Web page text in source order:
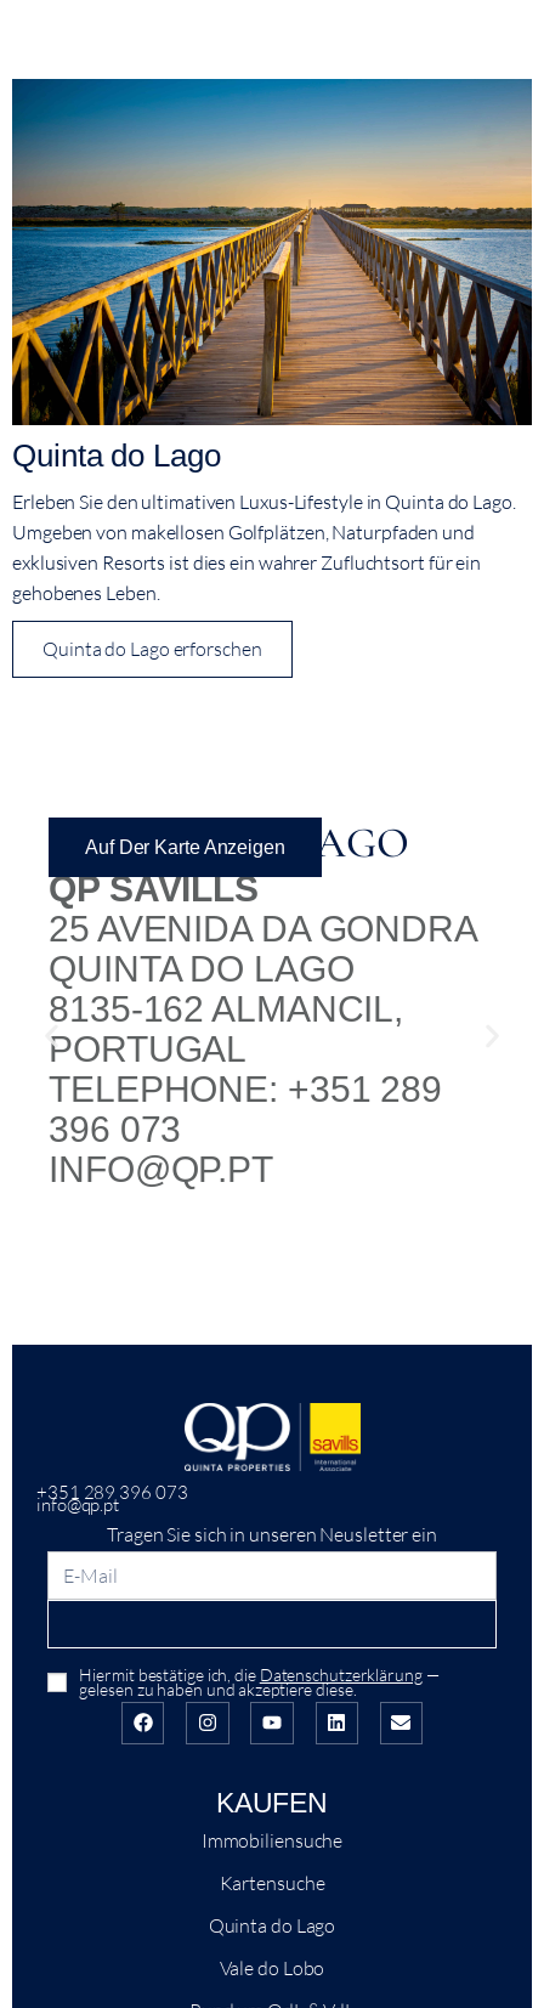
Quinta do Lago
Erleben Sie den ultimativen Luxus-Lifestyle in Quinta do Lago.
Umgeben von makellosen Golfplätzen, Naturpfaden und
exklusiven Resorts ist dies ein wahrer Zufluchtsort für ein
gehobenes Leben.
Quinta do Lago erforschen
QUINTA DO LAGO
QP SAVILLS
25 AVENIDA DA GONDRA
QUINTA DO LAGO
8135-162 ALMANCIL,
PORTUGAL
TELEPHONE: +351 289
396 073
INFO@QP.PT
Auf Der Karte Anzeigen
+351 289 396 073
info@qp.pt
Tragen Sie sich in unseren Neusletter ein
Hiermit bestätige ich, die Datenschutzerklärung—
gelesen zu haben und akzeptiere diese.
KAUFEN
Immobiliensuche
Kartensuche
Quinta do Lago
Vale do Lobo